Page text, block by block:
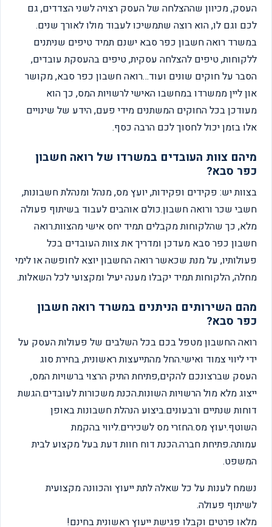
העסק, מכיוון שההצלחה של העסק רצויה לשני הצדדים, גם
לכם וגם לו, הוא רוצה שתמשיכו לעבוד מולו לאורך שנים.
במשרד רואה חשבון כפר סבא ישנם תמיד טיפים שניתנים
ללקוחות, טיפים להצלחה עסקית, טיפים בהעסקת עובדים,
הסבר על חוקים שונים ועוד…רואה חשבון כפר סבא, מקושר
און ליין ממשרדו במחשבו האישי לרשויות המס, כך הוא
מעודכן בכל החוקים המשתנים מידי פעם, הידע של שינויים
אלו בזמן יכול לחסוך לכם הרבה כסף.
מיהם צוות העובדים במשרדו של רואה חשבון
כפר סבא?
בצוות יש: פקידים ופקידות, יועץ מס, מנהל ומנהלת חשבונות,
חשבי שכר ורואה חשבון.כולם אוהבים לעבוד בשיתוף פעולה
מלא, כך שהלקוחות מקבלים תמיד יחס אישי מהצוות.רואה
חשבון כפר סבא מעדכן ומדריך את צוות העובדים בכל
פעולותיו, על מנת שכאשר רואה החשבון יוצא לחופשה או לימי
מחלה, הלקוחות תמיד יקבלו מענה יעיל ומקצועי לכל השאלות.
מהם השירותים הניתנים במשרד רואה חשבון
כפר סבא?
רואה החשבון מטפל בכם בכל השלבים של פעולות העסק על
ידי ליווי צמוד ואישי.החל מהתייעצות ראשונית, בחירת סוג
העסק שברצונכם להקים,פתיחת התיק הרצוי ברשויות המס,
ייצוג מלא מול הרשויות השונות.הכנת משכורות לעובדים.הגשת
דוחות שנתיים ורבעונים.ביצוע הנהלת חשבונות באופן
השוטף.יעוץ מס.החזרי מס לשכירים.ליווי בהקמת
עמותה.פתיחת חברה.הכנת דוח חוות דעת בעל מקצוע לבית
המשפט.
נשמח לענות על כל שאלה לתת ייעוץ והכוונה מקצועית
לשיתוף פעולה.
מלאו פרטים וקבלו פגישת ייעוץ ראשונית בחינם!